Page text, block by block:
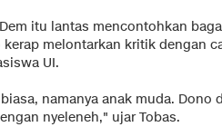
itu lantas mencontohkan
melontarkan kritik dengan
UI.
namanya anak muda. Dono
nyeleneh," ujar Tobas.